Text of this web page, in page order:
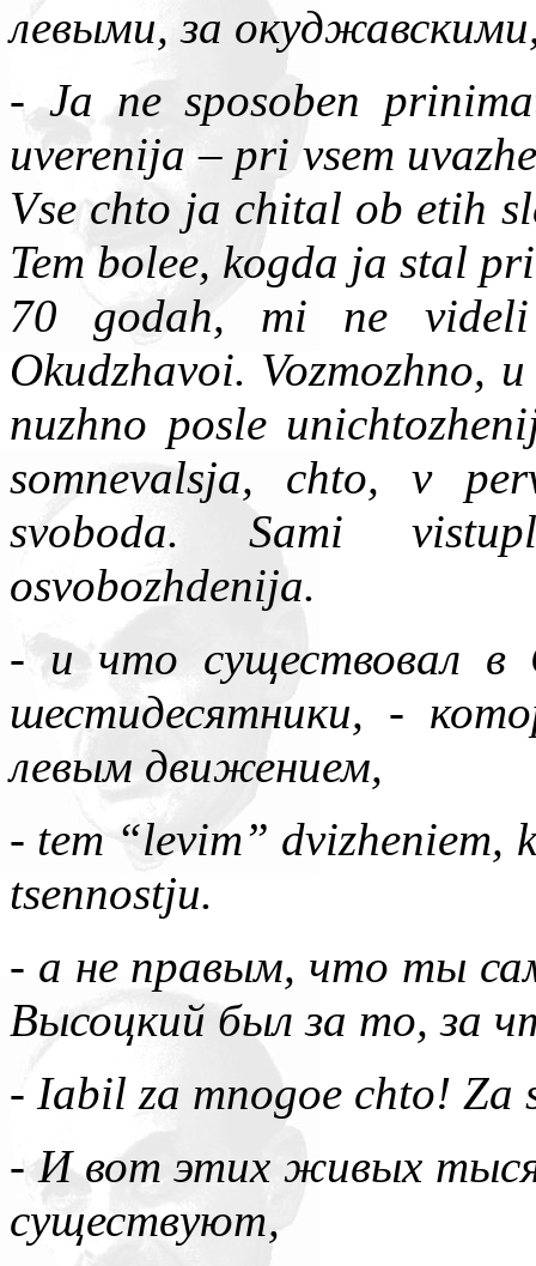
левыми, за
- Ja ne sposoben
uverenija – pri vsem
Vse chto ja chital ob etih
Tem bolee, kogda ja stal
70 godah, mi ne videli
Okudzhavoi. Vozmozhno,
nuzhno posle
somnevalsja, chto, v
svoboda. Sami
osvobozhdenija.
- и что существовал
шестидесятники, -
левым движением,
- tem “levim” dvizheniem,
tsennostju.
- а не правым, что ты
Высоцкий был за то, за
- Iabil za mnogoe chto! Za
- И вот этих живых
существуют,